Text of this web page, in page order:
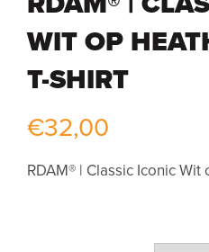
WIT OP
T-SHIRT
€32,00
RDAM® | Classic Iconic